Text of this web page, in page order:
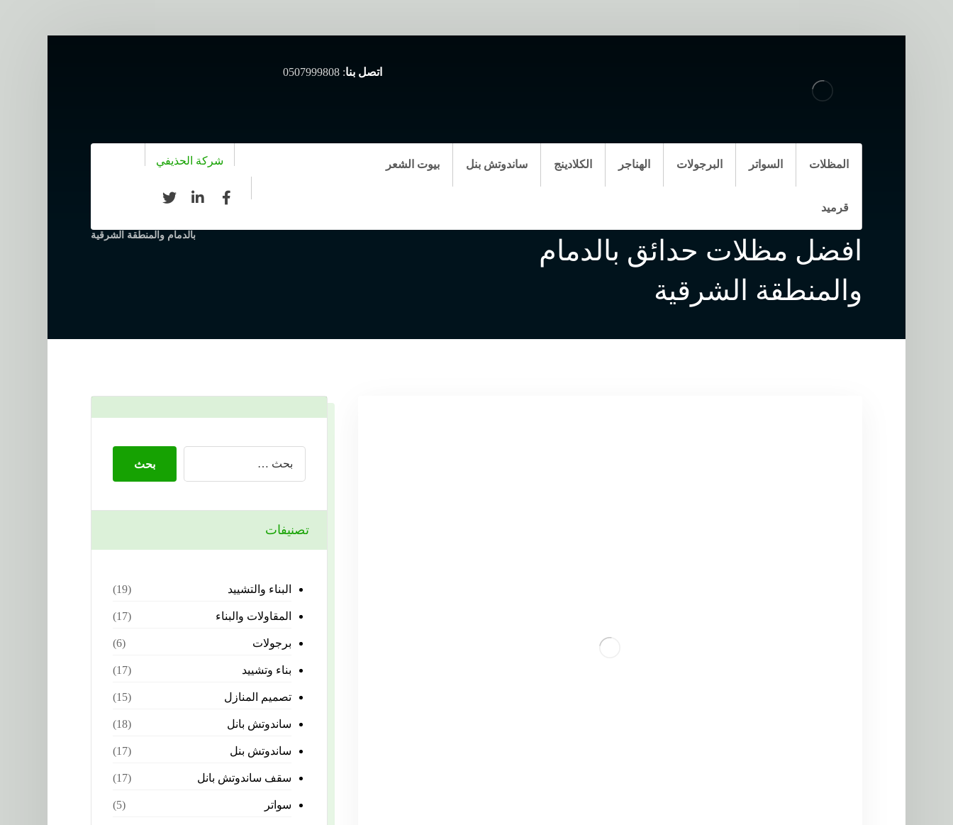
اتصل بنا: 0507999808
المظلات السواتر البرجولات الهناجر الكلادينج ساندوتش بنل بيوت الشعر
قرميد
شركة الحذيفي
مظلات حدائق خشبية – تركيب
افضل مظلات حدائق بالدمام
والمنطقة الشرقية
بالدمام والمنطقة الشرقية
تصنيفات
البناء والتشييد (19)
المقاولات والبناء (17)
برجولات (6)
بناء وتشييد (17)
تصميم المنازل (15)
ساندوتش بانل (18)
ساندوتش بنل (17)
سقف ساندوتش بانل (17)
سواتر (5)